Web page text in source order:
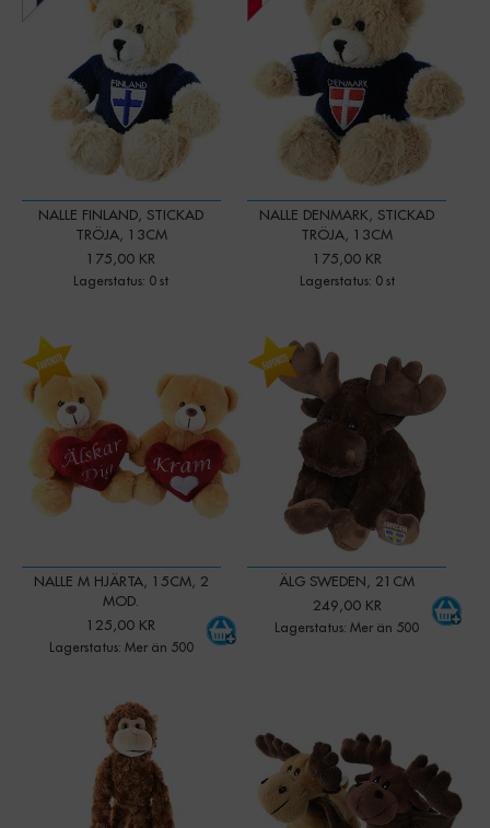
NALLE FINLAND, STICKAD
TRÖJA, 13CM
175,00 KR
Lagerstatus: 0 st
NALLE DENMARK, STICKAD
TRÖJA, 13CM
175,00 KR
Lagerstatus: 0 st
NALLE M HJÄRTA, 15CM, 2
MOD.
125,00 KR
Lagerstatus: Mer än 500
Qty:
ÄLG SWEDEN, 21CM
249,00 KR
Lagerstatus: Mer än 500
Qty:
+